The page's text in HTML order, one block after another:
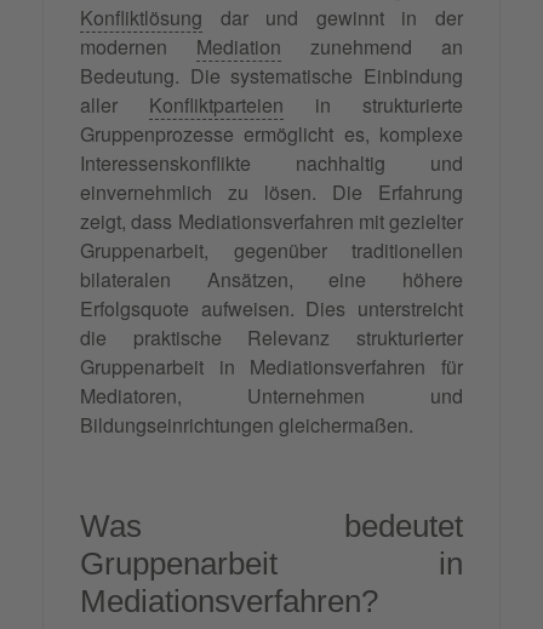
Konfliktlösung dar und gewinnt in der
modernen Mediation zunehmend an
Bedeutung. Die systematische Einbindung
aller Konfliktparteien in strukturierte
Gruppenprozesse ermöglicht es, komplexe
Interessenskonflikte nachhaltig und
einvernehmlich zu lösen. Die Erfahrung
zeigt, dass Mediationsverfahren mit gezielter
Gruppenarbeit, gegenüber traditionellen
bilateralen Ansätzen, eine höhere
Erfolgsquote aufweisen. Dies unterstreicht
die praktische Relevanz strukturierter
Gruppenarbeit in Mediationsverfahren für
Mediatoren, Unternehmen und
Bildungseinrichtungen gleichermaßen.
Was bedeutet
Gruppenarbeit in
Mediationsverfahren?